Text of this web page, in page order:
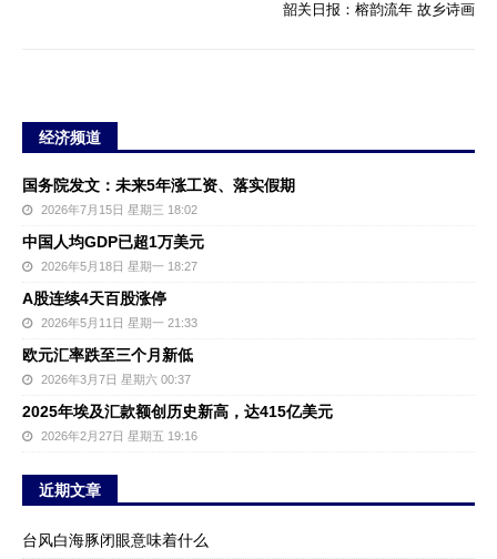
韶关日报：榕韵流年 故乡诗画
经济频道
国务院发文：未来5年涨工资、落实假期
2026年7月15日 星期三 18:02
中国人均GDP已超1万美元
2026年5月18日 星期一 18:27
A股连续4天百股涨停
2026年5月11日 星期一 21:33
欧元汇率跌至三个月新低
2026年3月7日 星期六 00:37
2025年埃及汇款额创历史新高，达415亿美元
2026年2月27日 星期五 19:16
近期文章
台风白海豚闭眼意味着什么